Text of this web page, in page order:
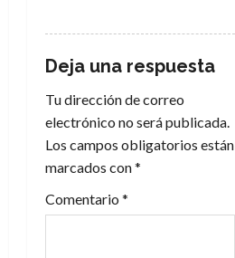
Deja una respuesta
Tu dirección de correo
electrónico no será publicada.
Los campos obligatorios están
marcados con*
Comentario *